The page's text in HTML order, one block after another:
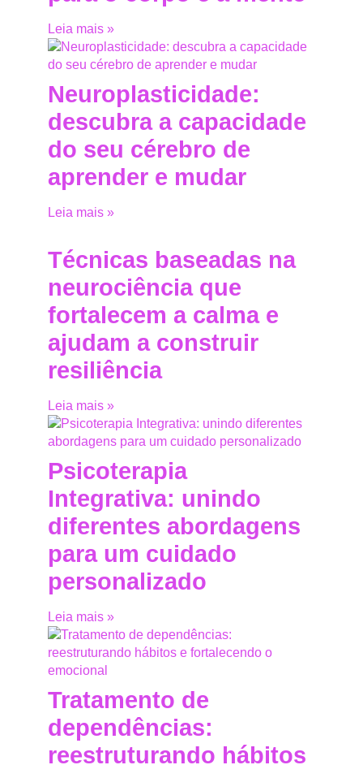
Leia mais »
Neuroplasticidade:
descubra a capacidade
do seu cérebro de
aprender e mudar
Leia mais »
Técnicas baseadas na
neurociência que
fortalecem a calma e
ajudam a construir
resiliência
Leia mais »
Psicoterapia
Integrativa: unindo
diferentes abordagens
para um cuidado
personalizado
Leia mais »
Tratamento de
dependências:
reestruturando hábitos